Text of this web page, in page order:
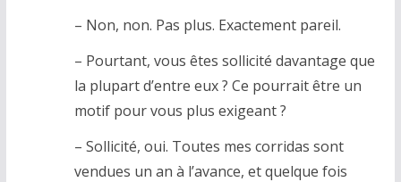
– Non, non. Pas plus. Exactement pareil.
– Pourtant, vous êtes sollicité davantage que
la plupart d’entre eux ? Ce pourrait être un
motif pour vous plus exigeant ?
– Sollicité, oui. Toutes mes corridas sont
vendues un an à l’avance, et quelque fois